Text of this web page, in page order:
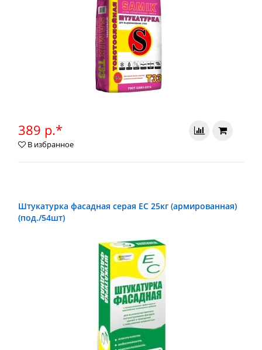
389 р.*
В избранное
Штукатурка фасадная серая ЕС 25кг (армированная)
(под./54шт)